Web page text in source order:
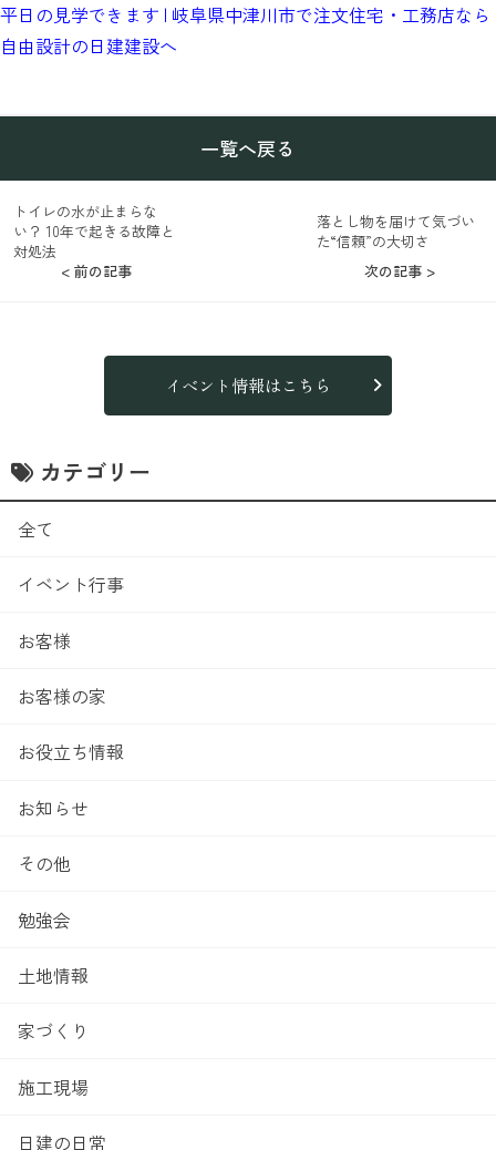
平日の見学できます | 岐阜県中津川市で注文住宅・工務店なら
自由設計の日建建設へ
< 前の記事
トイレの水が止まらな
い？ 10年で起きる故障と
対処法
一覧へ戻る
落とし物を届けて気づい
た“信頼”の大切さ
次の記事 >
イベント情報はこちら
カテゴリー
全て
イベント行事
お客様
お客様の家
お役立ち情報
お知らせ
その他
勉強会
土地情報
家づくり
施工現場
日建の日常